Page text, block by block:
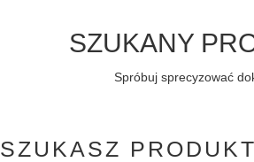
SZUKANY
Spróbuj sprecyzować
SZUKASZ